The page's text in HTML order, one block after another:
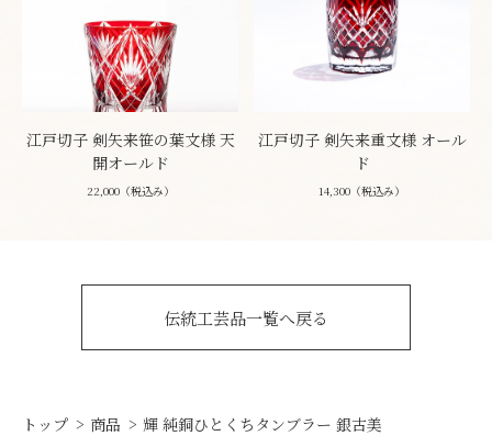
江戸切子 剣矢来笹の葉文様 天
開オールド
22,000（税込み）
江戸切子 剣矢来重文様 オール
ド
14,300（税込み）
伝統工芸品一覧へ戻る
トップ 商品 輝 純銅ひとくちタンブラー 銀古美